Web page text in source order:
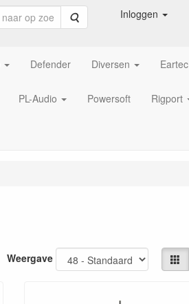
Zoeken Inloggen
Defender Diversen Eartec
PL-Audio Powersoft Rigport
Weergave